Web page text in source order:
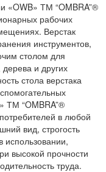
«OWB» ТМ “OMBRA”®
рабочих
Верстак
инструментов,
столом для
и других
стола верстака
ТМ “OMBRA”®
в любой
вид, строгость
использовании,
высокой прочности
труда.